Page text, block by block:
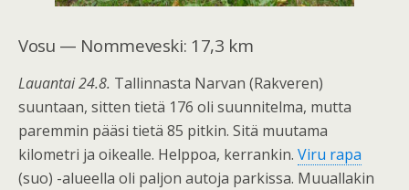
Vosu — Nommeveski: 17,3 km
Lauantai 24.8. Tallinnasta Narvan (Rakveren)
suuntaan, sitten tietä 176 oli suunnitelma, mutta
paremmin pääsi tietä 85 pitkin. Sitä muutama
kilometri ja oikealle. Helppoa, kerrankin. Viru rapa
(suo) -alueella oli paljon autoja parkissa. Muuallakin